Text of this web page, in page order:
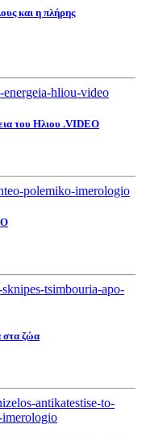
και η πλήρης
του Ηλιου .VIDEO
στα ζώα